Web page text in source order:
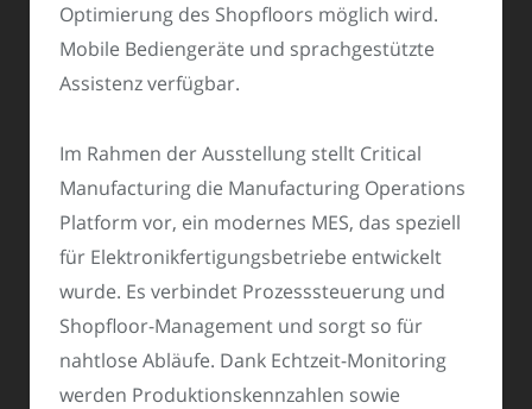
Optimierung des Shopfloors möglich wird.
Mobile Bediengeräte und sprachgestützte
Assistenz verfügbar.
Im Rahmen der Ausstellung stellt Critical
Manufacturing die Manufacturing Operations
Platform vor, ein modernes MES, das speziell
für Elektronikfertigungsbetriebe entwickelt
wurde. Es verbindet Prozesssteuerung und
Shopfloor-Management und sorgt so für
nahtlose Abläufe. Dank Echtzeit-Monitoring
werden Produktionskennzahlen sowie